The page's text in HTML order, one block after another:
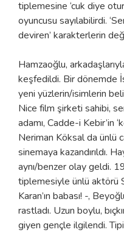
tiplemesine ‘cuk diye
oyuncusu sayılabilirdi.
deviren’ karakterlerin
Hamzaoğlu,
keşfedildi. Bir dönemde
yeni yüzlerin/isimlerin
Nice film şirketi sahibi,
adamı, Cadde-i Kebir’in
Neriman Köksal da ünlü
sinemaya kazandırıldı.
aynı/benzer olay geldi.
tiplemesiyle ünlü aktörü
Karan’ın babası! -,
rastladı. Uzun boylu,
giyen gençle ilgilendi.